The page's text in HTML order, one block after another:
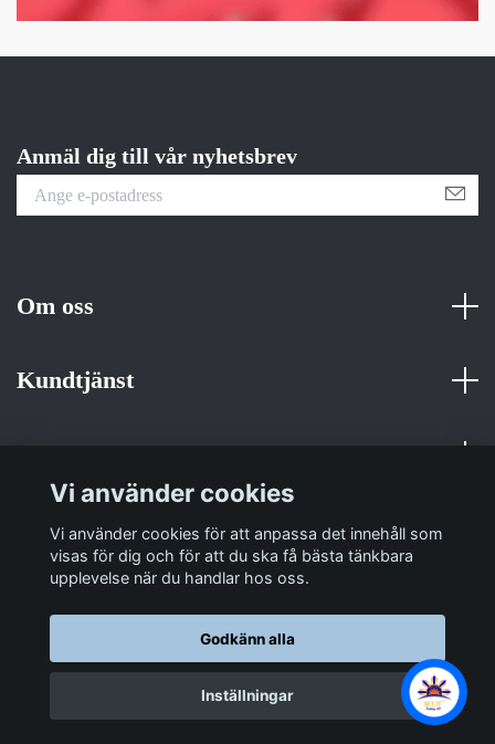
Anmäl dig till vår nyhetsbrev
Om oss
Kundtjänst
Sociala medier
© 2026 Sulit Trading
Vi använder cookies
Vi använder cookies för att anpassa det innehåll som
visas för dig och för att du ska få bästa tänkbara
upplevelse när du handlar hos oss.
Godkänn alla
Inställningar